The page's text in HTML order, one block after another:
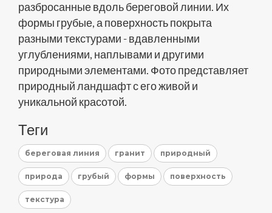
разбросанные вдоль береговой линии. Их
формы грубые, а поверхность покрыта
разными текстурами - вдавленными
углублениями, наплывами и другими
природными элементами. Фото представляет
природный ландшафт с его живой и
уникальной красотой.
Теги
береговая линия гранит природный
природа грубый формы поверхность
текстура